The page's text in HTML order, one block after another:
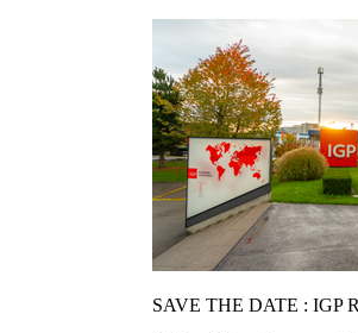
SAVE THE DATE : IGP